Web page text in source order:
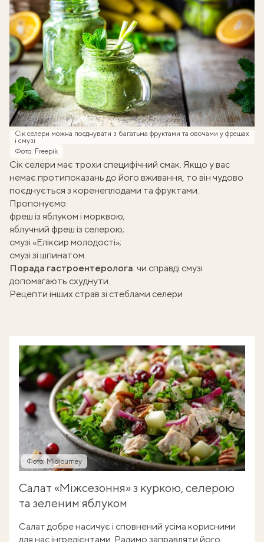
Сік селери можна поєднувати з багатьма фруктами та овочами у фрешах
і смузі
Фото: Freepik
Сік селери має трохи специфічний смак. Якщо у вас
немає протипоказань до його вживання, то він чудово
поєднується з коренеплодами та фруктами.
Пропонуємо:
фреш із яблуком і морквою;
яблучний фреш із селерою;
смузі «Еліксир молодості»;
смузі зі шпинатом.
Порада гастроентеролога: чи справді смузі
допомагають схуднути.
Рецепти інших страв зі стеблами селери
Фото: Midjourney
Салат «Міжсезоння» з куркою, селерою
та зеленим яблуком
Салат добре насичує і сповнений усіма корисними
для нас інгредієнтами. Радимо заправляти його